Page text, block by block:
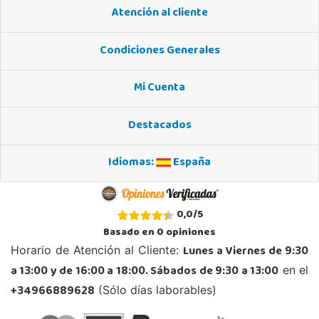
STOCK DISPONIBLE
03005, Alicante
POCAS UNIDADES
Juguetilandia Armilla
Carretera Armilla 29, Urb. Porcegram, 2
18100, Armilla
958183860
Localizar Tienda
Atención al cliente
Condiciones Generales
Mi Cuenta
Destacados
Idiomas:
España
0,0/5
Basado en0opiniones
Horario de Atención al Cliente: Lunes a Viernes de 9:30
a 13:00 y de 16:00 a 18:00. Sábados de 9:30 a 13:00 en el
+34966889628 (Sólo días laborables)